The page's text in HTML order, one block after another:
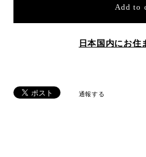
Add to
日本国内にお住
通報する